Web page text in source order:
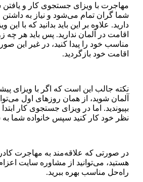
مهاجرت با ویزای جستجوی کار و
شما گران تمام می‌شود و نیاز به داشتن
دارید. علاوه بر این باید بدانید که با این
اقامت در آلمان ندارید. پس باید هر چه
مناسب خود را پیدا کنید، در غیر این
اقامت خود بازگردید.
نکته جالب این است که اگر با ویزای
آلمان شوید، از همان روز‌های اول
بپیوندید. اما در ویزای جستجوی کار
نظر خود کار کنید سپس خانواده شما
در صورتی که علاقه‌مند به مهاجرت
هستید، می‌توانید از مشاوره سایت
راه‌حل مناسب بهره ببرید.